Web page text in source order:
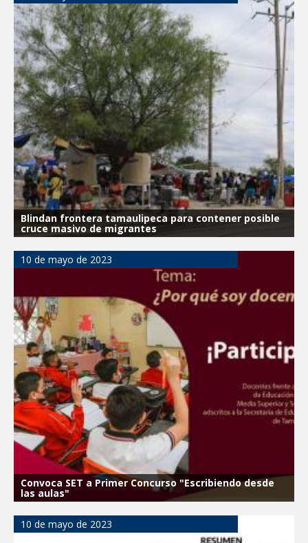
Blindan frontera tamaulipeca para contener posible
cruce masivo de migrantes
10 de mayo de 2023
Convoca SET a Primer Concurso "Escribiendo desde
las aulas"
10 de mayo de 2023